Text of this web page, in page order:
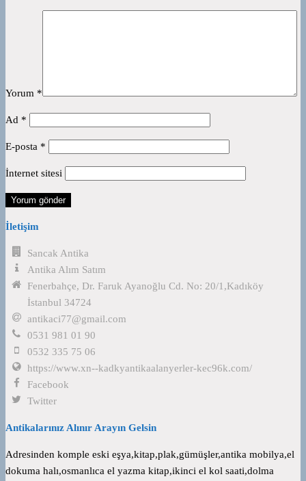
Yorum *
Ad *
E-posta *
İnternet sitesi
İletişim
Sancak Antika
Antika Alım Satım
Fenerbahçe, Dr. Faruk Ayanoğlu Cd. No: 20/1,Kadıköy
İstanbul 34724
antikaci77@gmail.com
0531 981 01 90
0532 335 75 06
https://www.xn--kadkyantikaalanyerler-kec96k.com/
Facebook
Twitter
Antikalarınız Alınır Arayın Gelsin
Adresinden komple eski eşya,kitap,plak,gümüşler,antika mobilya,el
dokuma halı,osmanlıca el yazma kitap,ikinci el kol saati,dolma